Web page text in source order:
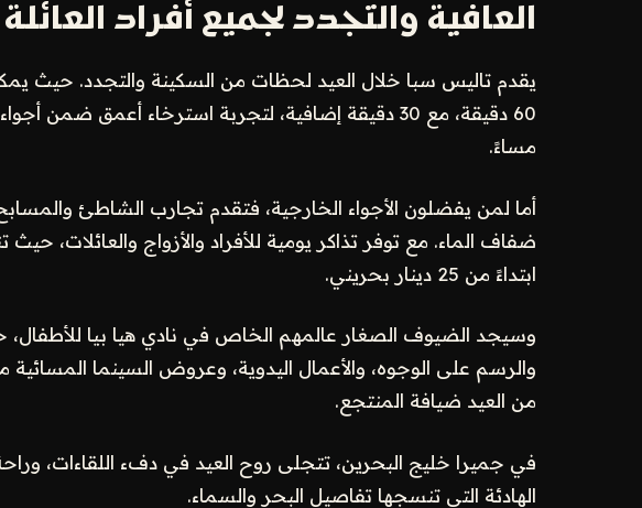
العافية والتجدد لجميع أفراد العائلة
يقدم تاليس سبا خلال العيد لحظات من السكينة والتجدد. حيث
مساءً.
أما لمن يفضلون الأجواء الخارجية، فتقدم تجارب الشاطئ
ضفاف الماء. مع توفر تذاكر يومية للأفراد والأزواج والعائلات،
ابتداءً من 25 دينار بحريني.
وسيجد الضيوف الصغار عالمهم الخاص في نادي هيا بيا للأطفال،
والرسم على الوجوه، والأعمال اليدوية، وعروض السينما المسائية
من العيد ضيافة المنتجع.
في جميرا خليج البحرين، تتجلى روح العيد في دفء اللقاءات، وراحة
الهادئة التي تنسجها تفاصيل البحر والسماء.